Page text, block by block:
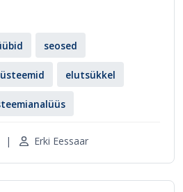
seosed
elutsükkel
| Erki Eessaar